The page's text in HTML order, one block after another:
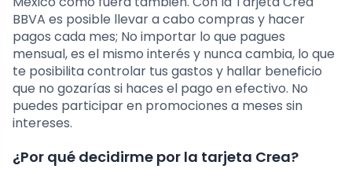
BBVA es posible llevar a cabo compras y hacer
pagos cada mes; No importar lo que pagues
mensual, es el mismo interés y nunca cambia, lo que
te posibilita controlar tus gastos y hallar beneficio
que no gozarías si haces el pago en efectivo. No
puedes participar en promociones a meses sin
intereses.
¿Por qué decidirme por la tarjeta Crea?